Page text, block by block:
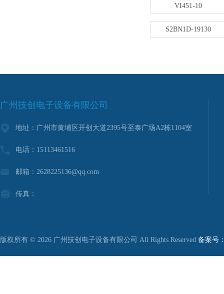
VI451-10
S2BN1D-19130
广州技创电子设备有限公司
地址：广州市黄埔区开创大道2395号至泰广场A2栋1104室
电话：15113461516
邮箱：2628225136@qq.com
传真：
版权所有 © 2026 广州技创电子设备有限公司 All Rights Reserved 备案号